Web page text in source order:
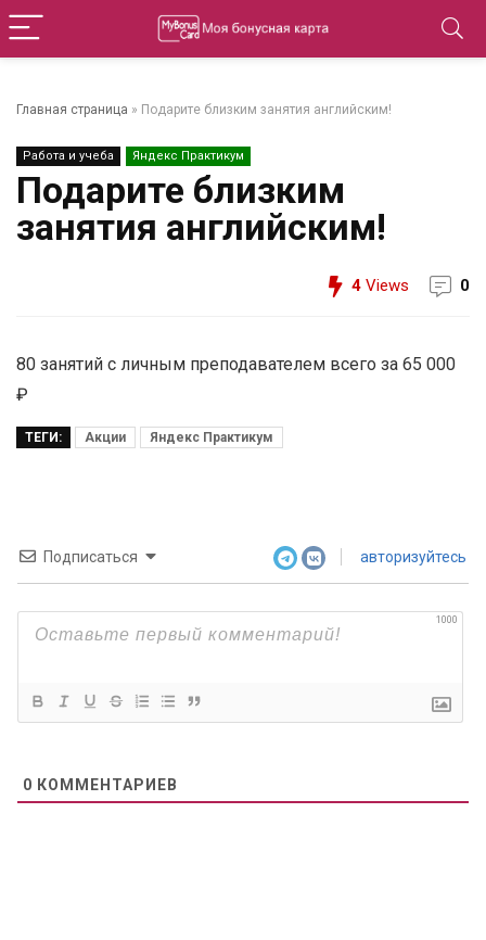
Главная страница » Подарите близким занятия английским!
Работа и учеба Яндекс Практикум
Подарите близким
занятия английским!
4 Views 0
80 занятий с личным преподавателем всего за 65 000
₽
ТЕГИ: Акции Яндекс Практикум
Подписаться авторизуйтесь
1000
0 КОММЕНТАРИЕВ